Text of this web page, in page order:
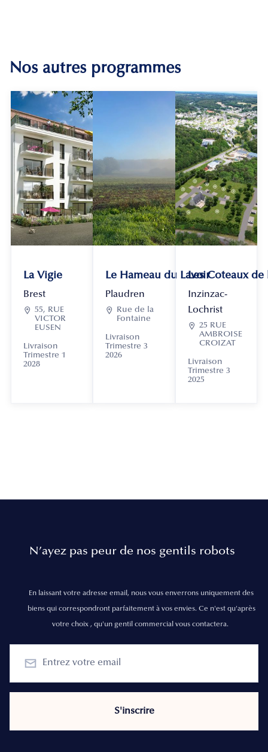
Nos autres programmes
La Vigie
Brest
 55, RUE
VICTOR
EUSEN
Livraison
Trimestre 1
2028
Le Hameau du Lavoir
Plaudren

Rue de la
Fontaine
Livraison
Trimestre 3
2026
Les Coteaux
Inzinzac-
Lochrist
 25 RUE
AMBROISE
CROIZAT
Livraison
Trimestre 3
2025
N’ayez pas peur de nos gentils robots
En laissant votre adresse email, nous vous enverrons uniquement des
biens qui correspondront parfaitement à vos envies. Ce n'est qu'après
votre choix , qu'un gentil commercial vous contactera.